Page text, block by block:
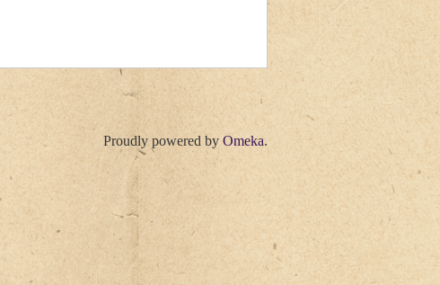
Proudly powered by Omeka.